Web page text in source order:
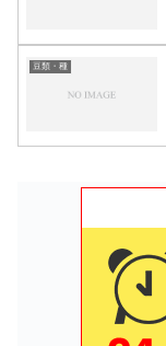
豆類・種